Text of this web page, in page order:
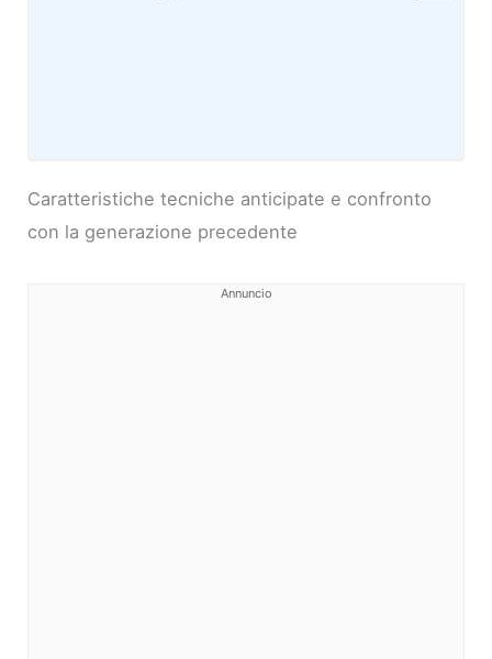
Caratteristiche tecniche anticipate e confronto
con la generazione precedente
Annuncio